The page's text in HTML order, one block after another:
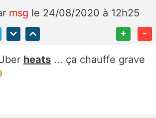
msg le 24/08/2020 à 12h25
+ -
heats ... ça chauffe grave